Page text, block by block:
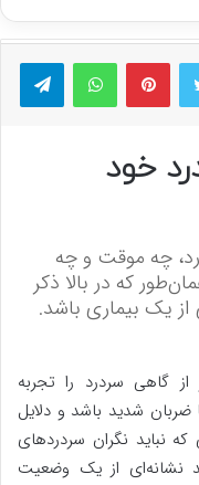
توییتر پینتریستواتس آپ
خود
چه موقت و چه
که در بالا ذکر
یک بیماری باشد.
گاهی سردرد را تجربه
ضربان شدید باشد و دلایل
نباید نگران سردردهای
نشانه‌ای از یک وضعیت